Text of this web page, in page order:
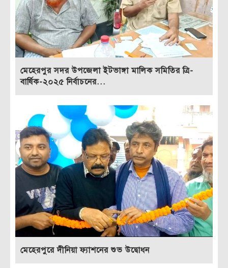
মেহেরপুর সদর উপজেলা ইটভাঙ্গা মালিক সমিতির ত্রি-
বার্ষিক-২০২৫ নির্বাচনের...
মেহেরপুরে দীনিয়া ফ্যাশনের শুভ উদ্বোধন